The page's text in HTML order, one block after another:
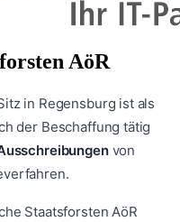
AöR
in Regensburg ist als
der Beschaffung tätig
von
Staatsforsten AöR